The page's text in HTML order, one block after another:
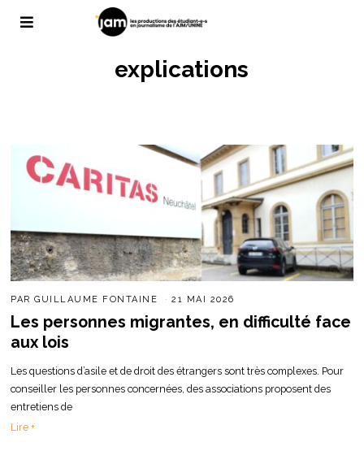
explications
PARGUILLAUME FONTAINE 21 MAI 2026
Les personnes migrantes, en difficulté face
aux lois
Les questions d’asile et de droit des étrangers sont très complexes. Pour
conseiller les personnes concernées, des associations proposent des
entretiens de
Lire +